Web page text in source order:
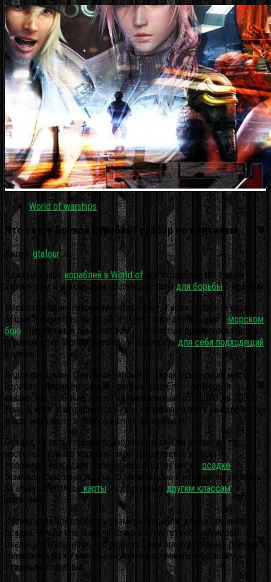
World of warships
Что такое боевой корабль? разбор по винтикам.
Автор:gtafour ·
Каждый класскораблей в World of Warshipsобладает своим
характером и уникальным преимуществомдля борьбы с врагами.
Несмотря на неповторимую специфику, у всех кораблей есть
общие параметры, которые и станут определяющими вморском
бою. Наша статья поможет вам с легкостью ориентироваться в
игровом доке WorldofWarships и подобрать для себя подходящий
корабль!
Водоизмещение. Основной параметр, характеризующий массу
корабля. Например, самые крупные корабли – линкоры и
авианосцы – обычно имеют водоизмещение от 20000 до 70000
тонн. В игре этот параметр будет напрямую влиять на количестве
очков живучести и отображаться полоской HP.
Осадка, то есть глубина подводной части. Она влияет на то,
насколько близко корабль сможет подходить к берегу.
Например, благодаря своему небольшому весу и осадке,
эсминцы способны ходить по мелководью и незаметно заходить
на атаку из уголков карты, недоступнымдругим классам
кораблей.
Размерения или попросту размеры корабля: длина, ширина и
осадка. В игре все модели точно соответствуют размерам
реальных прототипов, что позволит вам прочувствовать разницу в
управлении межу маленьким, юрким эсминцем и большим,
тяжёлым линкором.